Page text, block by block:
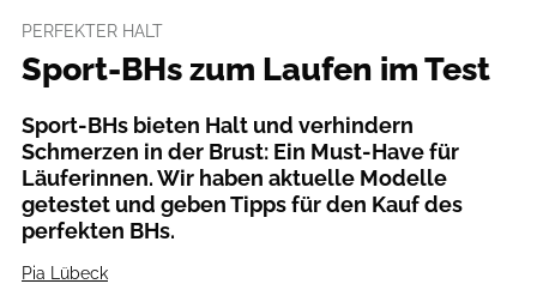
PERFEKTER HALT
Sport-BHs zum Laufen im Test
Sport-BHs bieten Halt und verhindern
Schmerzen in der Brust: Ein Must-Have für
Läuferinnen. Wir haben aktuelle Modelle
getestet und geben Tipps für den Kauf des
perfekten BHs.
Pia Lübeck